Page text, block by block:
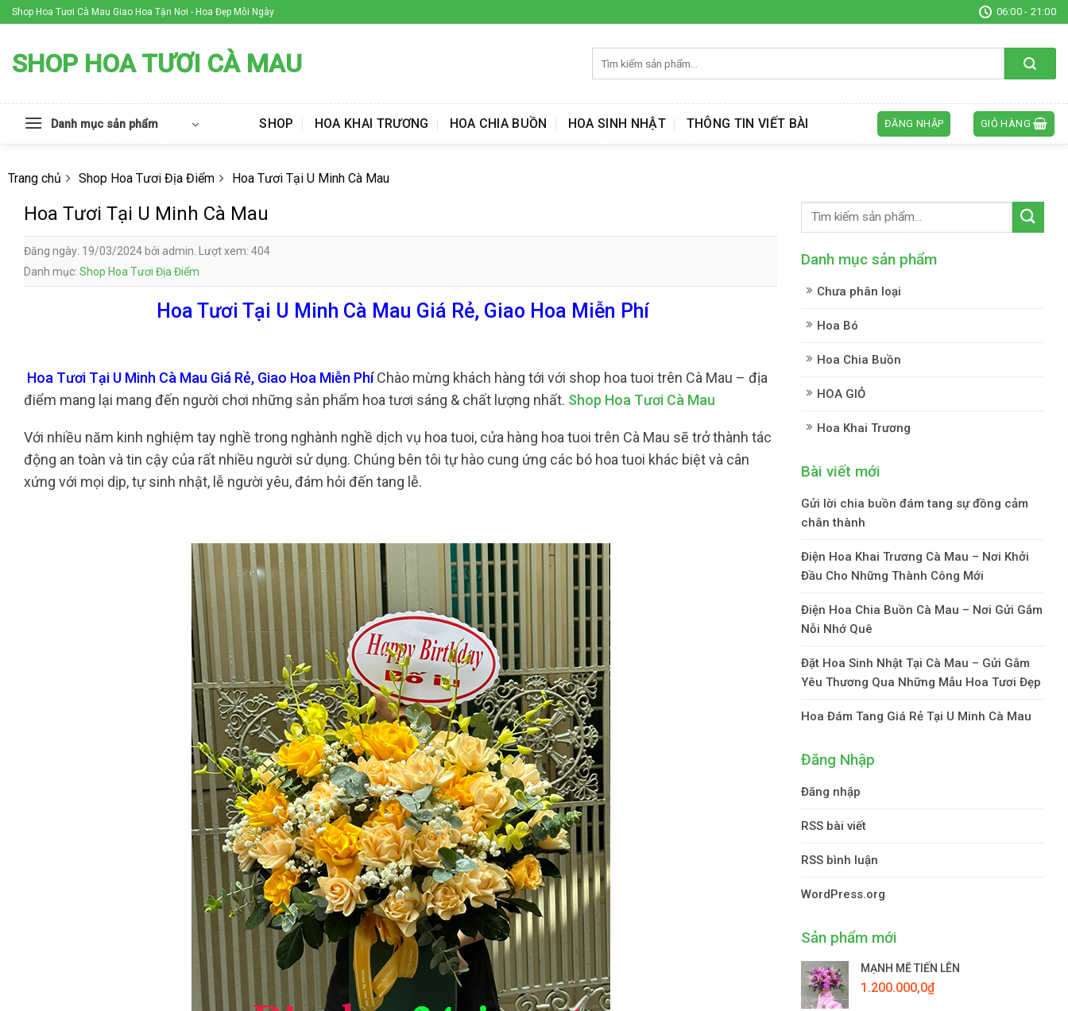
Skip
to
Shop Hoa Tươi Cà Mau Giao Hoa Tận Nơi - Hoa Đẹp Mỗi Ngày 06:00 - 21:00
SHOP HOA TƯƠI CÀ MAU
kiếm:
Danh mục sản phẩm SHOP HOA KHAI TRƯƠNG HOA CHIA BUỒN HOA SINH NHẬT THÔNG TIN VIẾT BÀI ĐĂNG NHẬP GIỎ HÀNG
Trang chủ Shop Hoa Tươi Địa Điểm Hoa Tươi Tại U Minh Cà Mau
Hoa Tươi Tại U Minh Cà Mau
Đăng ngày: 19/03/2024 bởi admin. Lượt xem: 404
Danh mục: Shop Hoa Tươi Địa Điểm
Hoa Tươi Tại U Minh Cà Mau Giá Rẻ, Giao Hoa Miễn Phí
Hoa Tươi Tại U Minh Cà Mau Giá Rẻ, Giao Hoa Miễn PhíChào mừng khách hàng tới với shop hoa tuoi trên Cà Mau – địa
điểm mang lại mang đến người chơi những sản phẩm hoa tươi sáng & chất lượng nhất. Shop Hoa Tươi Cà Mau
Với nhiều năm kinh nghiệm tay nghề trong nghành nghề dịch vụ hoa tuoi, cửa hàng hoa tuoi trên Cà Mau sẽ trở thành tác
động an toàn và tin cậy của rất nhiều người sử dụng. Chúng bên tôi tự hào cung ứng các bó hoa tuoi khác biệt và cân
xứng với mọi dịp, tự sinh nhật, lễ người yêu, đám hỏi đến tang lễ.
Danh mục sản phẩm
Chưa phân loại
Hoa Bó
Hoa Chia Buồn
HOA GIỎ
Hoa Khai Trương
Bài viết mới
Gửi lời chia buồn đám tang sự đồng cảm
chân thành
Điện Hoa Khai Trương Cà Mau – Nơi Khởi
Đầu Cho Những Thành Công Mới
Điện Hoa Chia Buồn Cà Mau – Nơi Gửi Gắm
Nỗi Nhớ Quê
Đặt Hoa Sinh Nhật Tại Cà Mau – Gửi Gắm
Yêu Thương Qua Những Mẫu Hoa Tươi Đẹp
Hoa Đám Tang Giá Rẻ Tại U Minh Cà Mau
Đăng Nhập
Đăng nhập
RSS bài viết
RSS bình luận
WordPress.org
Sản phẩm mới
MẠNH MẼ TIẾN LÊN
1.200.000,0₫